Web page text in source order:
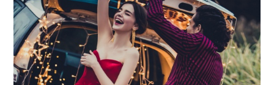
關於帝芬妮 ABOUT